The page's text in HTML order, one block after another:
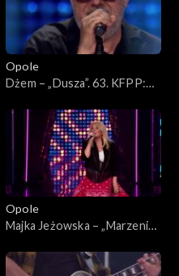
Opole
Dżem – „Dusza”. 63. KFPP:
Opole
Majka Jeżowska – „Marzenia
mamę”. 63. KFPP: Koncert